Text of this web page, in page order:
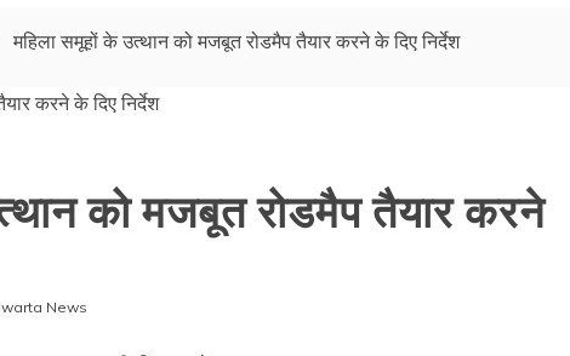
महिला समूहों के उत्थान को मजबूत रोडमैप तैयार करने के दिए निर्देश
को मजबूत रोडमैप तैयार करने
News